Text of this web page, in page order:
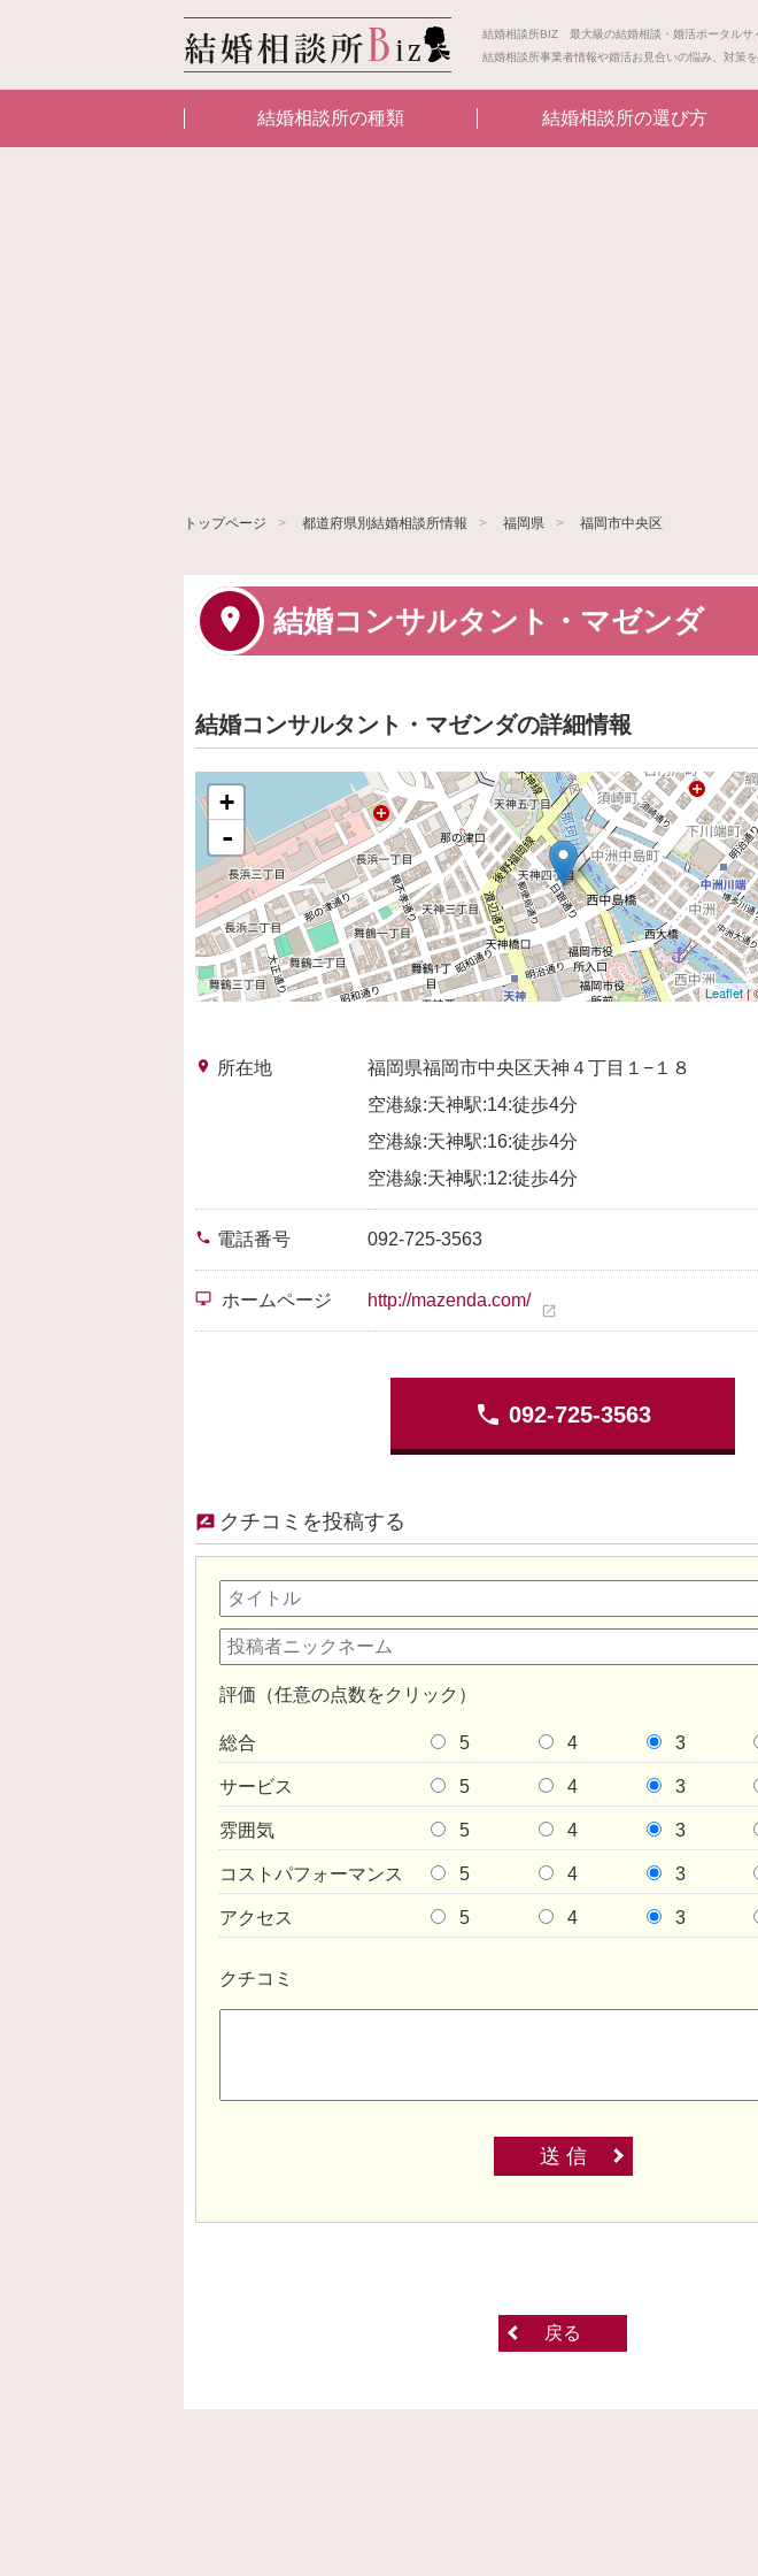
結婚相談所BIZ 最大級の結婚相談・婚活ポータルサ
結婚相談所事業者情報や婚活お見合いの悩み、対策を
結婚相談所の種類 結婚相談所の選び方
トップページ 都道府県別結婚相談所情報 福岡県 福岡市中央区
結婚コンサルタント・マゼンダ
結婚コンサルタント・マゼンダの詳細情報
+
-
Leaflet|
place 所在地
福岡県福岡市中央区天神４丁目１−１８
空港線:天神駅:14:徒歩4分
空港線:天神駅:16:徒歩4分
空港線:天神駅:12:徒歩4分
phone 電話番号 092-725-3563
desktop_windows ホームページ http://mazenda.com/
open_in_new
phone 092-725-3563
クチコミを投稿する
評価（任意の点数をクリック）
総合 5 4 3
サービス 5 4 3
雰囲気 5 4 3
コストパフォーマンス 5 4 3
アクセス 5 4 3
クチコミ
送 信
戻る